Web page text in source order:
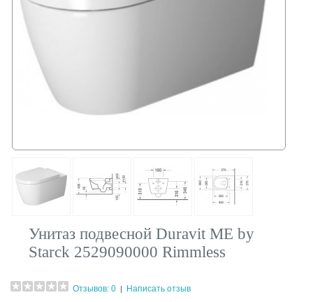
Унитаз подвесной Duravit ME by
Starck 2529090000 Rimmless
Отзывов: 0
Написать отзыв